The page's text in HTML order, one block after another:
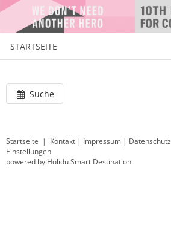
STARTSEITE
Suche
Startseite | Kontakt | Impressum | Datenschutz
Einstellungen
powered by Holidu Smart Destination